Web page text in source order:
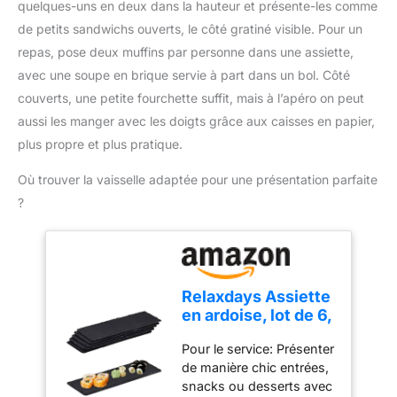
le moule de pâtisserie en
silicone dans l’étagère
supérieure du lave-
vaisselle.
votre dessert. Préparons
une fête impressionnante
pour votre famille et vos
amis avec les inserts pour
cupcakes Bake Choice !
liquide 【Facile à
nettoyer et à ranger】 La
plate-forme de mesure
intelligente et légère en
acier inoxydable est
facile à nettoyer et à
entretenir. Peut être
facilement rangé lorsqu'il
la maison et servir des
avez un problème avec la
balance de cuisine,
n'hésitez pas à nous
contacter. Nous vous
offrons le meilleur service
cuisine convient à toutes
les tailles de contenants
HAUTE CAPACITÉ:
conçue pour réaliser des
pâtisseries généreuses,
la capacité de 5kg est
recettes, notamment des
PRÉCISION OPTIMALE:
une balance de cuisine
pour toutes vos envies
de pâtisserie, assurant
0.5g (jusqu'à 999g) et 1g
près (au-dessus de 1kg)
FONCTION TARE
quelques-uns en deux dans la hauteur et présente-les comme
de petits sandwichs ouverts, le côté gratiné visible. Pour un
repas, pose deux muffins par personne dans une assiette,
avec une soupe en brique servie à part dans un bol. Côté
couverts, une petite fourchette suffit, mais à l’apéro on peut
aussi les manger avec les doigts grâce aux caisses en papier,
plus propre et plus pratique.
Où trouver la vaisselle adaptée pour une présentation parfaite
?
Relaxdays Assiette
en ardoise, lot de 6,
en ardoise, pour
servir et écrire,
30x10 cm,
Pour le service: Présenter
de manière chic entrées,
snacks ou desserts avec